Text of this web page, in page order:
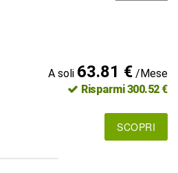
A soli 63.81 €/Mese
Risparmi 300.52 €
SCOPRI